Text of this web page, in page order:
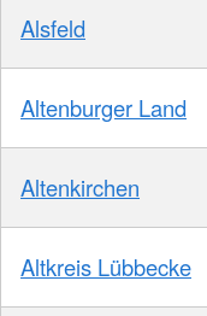
Alsfeld
Altenburger Land
Altenkirchen
Altkreis Lübbecke